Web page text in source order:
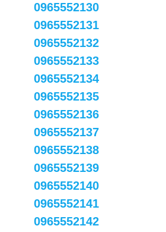
0965552130
0965552131
0965552132
0965552133
0965552134
0965552135
0965552136
0965552137
0965552138
0965552139
0965552140
0965552141
0965552142